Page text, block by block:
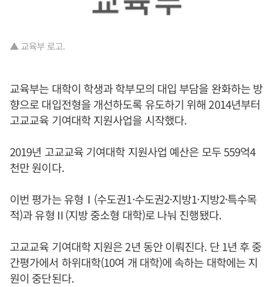
▲ 교육부 로고.
교육부는 대학이 학생과 학부모의 대입 부담을 완화하는 방
향으로 대입전형을 개선하도록 유도하기 위해 2014년부터
고교교육 기여대학 지원사업을 시작했다.
2019년 고교교육 기여대학 지원사업 예산은 모두 559억4
천만 원이다.
이번 평가는 유형Ⅰ(수도권1·수도권2·지방1·지방2·특수목
적)과 유형Ⅱ(지방 중소형 대학)로 나눠 진행됐다.
고교교육 기여대학 지원은 2년 동안 이뤄진다. 단 1년 후 중
간평가에서 하위대학(10여 개 대학)에 속하는 대학에는 지
원이 중단된다.